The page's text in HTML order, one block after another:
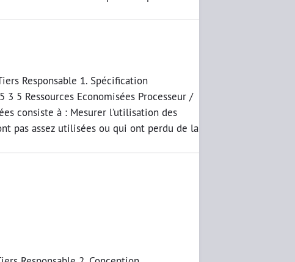
Responsable 1. Spécification
5 Ressources Economisées Processeur /
consiste à : Mesurer l’utilisation des
pas assez utilisées ou qui ont perdu de la